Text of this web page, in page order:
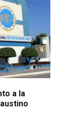
a la